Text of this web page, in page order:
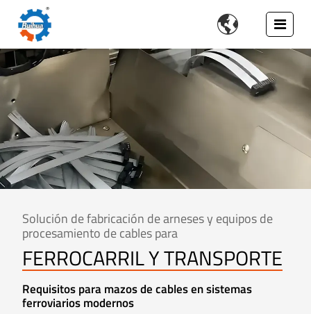

Solución de fabricación de arneses y equipos de
procesamiento de cables para
FERROCARRIL Y TRANSPORTE
Requisitos para mazos de cables en sistemas
ferroviarios modernos